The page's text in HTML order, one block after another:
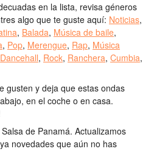
en la lista, revisa géneros
algo que te guste aquí: Noticias,
, Balada, Música de baile,
, Pop, Merengue, Rap, Música
Dancehall, Rock, Ranchera, Cumbia,
gusten y deja que estas ondas
en el coche o en casa.
de Panamá. Actualizamos
novedades que aún no has